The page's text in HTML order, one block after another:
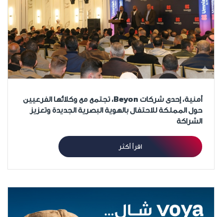
أمنية، إحدى شركات Beyon، تجتمع مع وكلائها الفرعيين
حول المملكة للاحتفال بالهوية البصرية الجديدة وتعزيز
الشراكة
اقرأ أكثر